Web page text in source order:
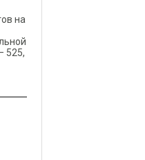
на
525,